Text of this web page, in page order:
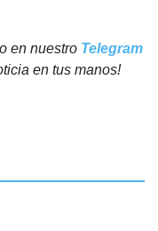
en nuestro Telegram
en tus manos!